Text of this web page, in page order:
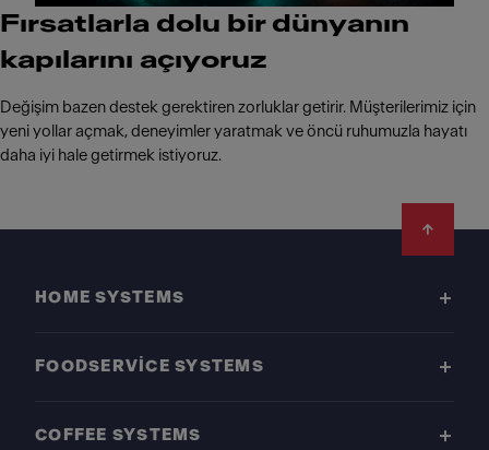
Fırsatlarla dolu bir dünyanın
kapılarını açıyoruz
Değişim bazen destek gerektiren zorluklar getirir. Müşterilerimiz için
yeni yollar açmak, deneyimler yaratmak ve öncü ruhumuzla hayatı
daha iyi hale getirmek istiyoruz.
HOME SYSTEMS
FOODSERVICE SYSTEMS
COFFEE SYSTEMS